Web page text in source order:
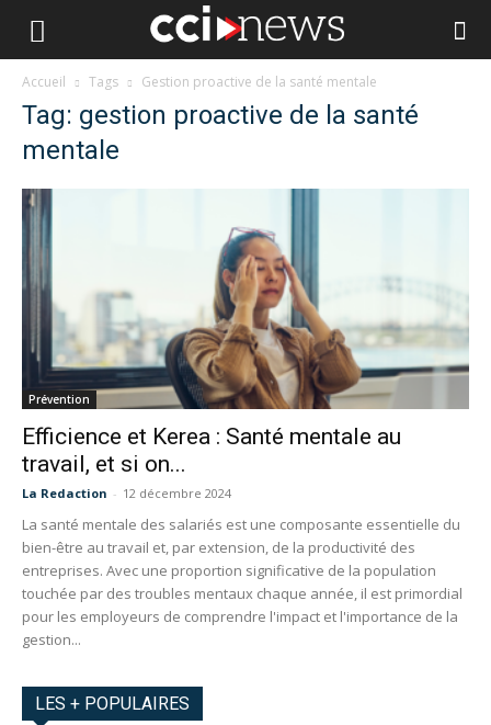
Accueil Tags Gestion proactive de la santé mentale
Tag: gestion proactive de la santé
mentale
Prévention
Efficience et Kerea : Santé mentale au
travail, et si on...
La Redaction - 12 décembre 2024
La santé mentale des salariés est une composante essentielle du
bien-être au travail et, par extension, de la productivité des
entreprises. Avec une proportion significative de la population
touchée par des troubles mentaux chaque année, il est primordial
pour les employeurs de comprendre l'impact et l'importance de la
gestion...
LES + POPULAIRES